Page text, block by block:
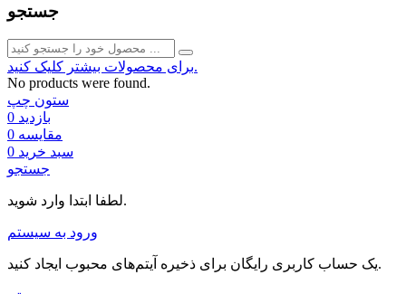
جستجو
برای محصولات بیشتر کلیک کنید.
No products were found.
ستون چپ
بازدید 0
مقایسه 0
سبد خرید 0
جستجو
لطفا ابتدا وارد شوید.
ورود به سیستم
یک حساب کاربری رایگان برای ذخیره آیتم‌های محبوب ایجاد کنید.